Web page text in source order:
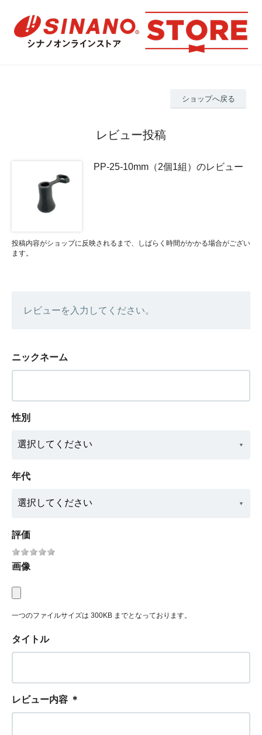
ショップへ戻る
レビュー投稿
PP-25-10mm（2個1組）のレビュー
投稿内容がショップに反映されるまで、しばらく時間がかかる場合がござい
ます。
レビューを入力してください。
ニックネーム
性別
年代
評価
画像
一つのファイルサイズは 300KB までとなっております。
タイトル
レビュー内容 ＊